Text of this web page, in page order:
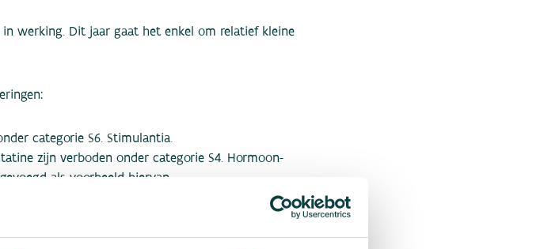
werking. Dit jaar gaat het enkel om relatief kleine
categorie S6. Stimulantia.
zijn verboden onder categorie S4. Hormoon-
als voorbeeld hiervan.
als sport waarbinnen bètablokkers
maar nu ookbuiten